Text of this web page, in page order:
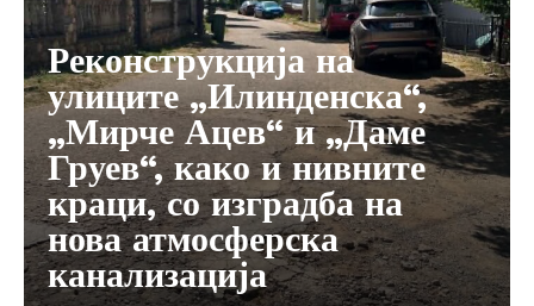
Реконструкција на
улиците „Илинденска“,
„Мирче Ацев“ и „Даме
Груев“, како и нивните
краци, со изградба на
нова атмосферска
канализација